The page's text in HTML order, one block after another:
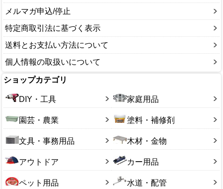
メルマガ申込/停止
特定商取引法に基づく表示
送料とお支払い方法について
個人情報の取扱いについて
ショップカテゴリ
DIY・工具 家庭用品
園芸・農業 塗料・補修剤
文具・事務用品 木材・金物
アウトドア カー用品
ペット用品 水道・配管